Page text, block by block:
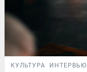
КУЛЬТУРА ИНТЕРВЬЮ